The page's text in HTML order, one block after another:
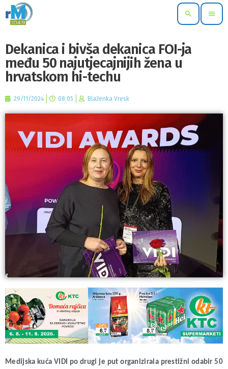
search menu
Dekanica i bivša dekanica FOI-ja
među 50 najutjecajnijih žena u
hrvatskom hi-techu
29/11/2024 08:05 Blaženka Vresk
Medijska kuća VIDI po drugi je put organizirala prestižni odabir50